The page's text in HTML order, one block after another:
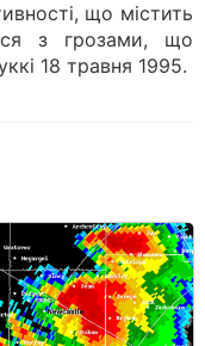
що містить
з грозами, що
18 травня 1995.